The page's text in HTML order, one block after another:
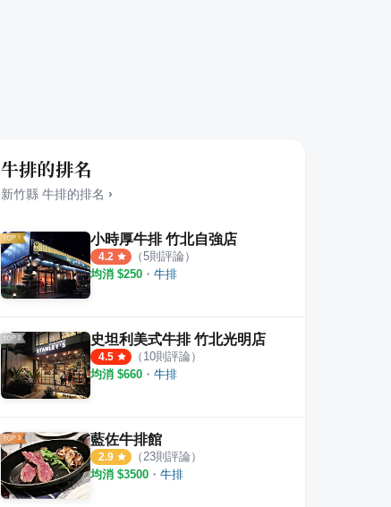
牛排的排名
新竹縣 牛排的排名 ›
小時厚牛排 竹北自強店
4.2 （5則評論）
均消 $250 ・ 牛排
史坦利美式牛排 竹北光明店
4.5 （ 10則評論）
均消 $660 ・ 牛排
藍佐牛排館
2.9 （ 23則評論）
均消 $3500 ・ 牛排